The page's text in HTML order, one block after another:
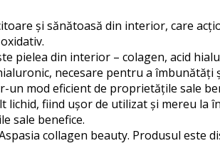
și sănătoasă din interior, care
pielea din interior – colagen, acid
necesare pentru a îmbunătăți
mod eficient de proprietățile sale
lichid, fiind ușor de utilizat și mereu
sale benefice.
collagen beauty. Produsul este